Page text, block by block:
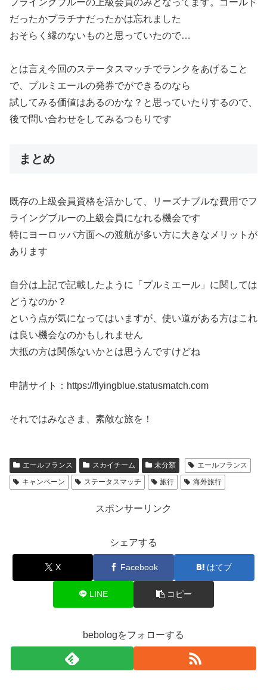
だったかプラチナだったかは忘れました
おそらく縁のないものと思っていたので…
とは言え今回のステータスマッチでランクをあげること
で、プルミエールの発券でができるのなら
試してみる価値はあるのかな？と思っていたりするので、
後で問い合わせをしてみるつもりです
まとめ
既存の上級会員資格を活かして、リーズナブルな費用でフ
ライングブルーの上級会員になれる機会です
特にヨーロッパ方面への渡航が多い方に大きなメリットが
あります
自分は上記で記載したように「プルミエール」に関しては
どうなのか？
という点が気になってはいますが、使い道がある方はこれ
は良い機会なのかもしれません
大抵の方は関係ないかとは思うんですけどね
申請サイト：https://flyingblue.statusmatch.com
それではみなさま、素敵な旅を！
エールフランス スカイチーム 未分類
エールフランス
キャンペーン
ステータスマッチ 旅行 海外旅行
スポンサーリンク
シェアする
X Facebook はてブ
LINE コピー
bebologをフォローする